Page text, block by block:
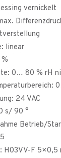
vernickelt
linear
0… 80 % rH
24 VAC
s/ 90 °
Betrieb/
H03VV-F 5×0,5